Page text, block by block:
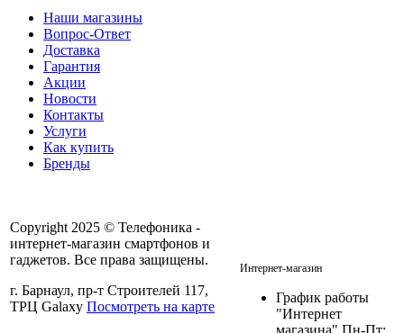
Наши магазины
Вопрос-Ответ
Доставка
Гарантия
Акции
Новости
Контакты
Услуги
Как купить
Бренды
Copyright 2025 © Телефоника -
интернет-магазин смартфонов и
гаджетов. Все права защищены.
г. Барнаул, пр-т Строителей 117,
ТРЦ Galaxy Посмотреть на карте
Интернет-магазин
График работы
"Интернет